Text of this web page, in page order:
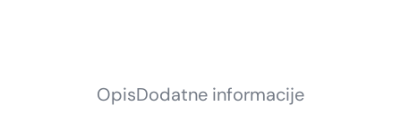
OpisDodatne informacije